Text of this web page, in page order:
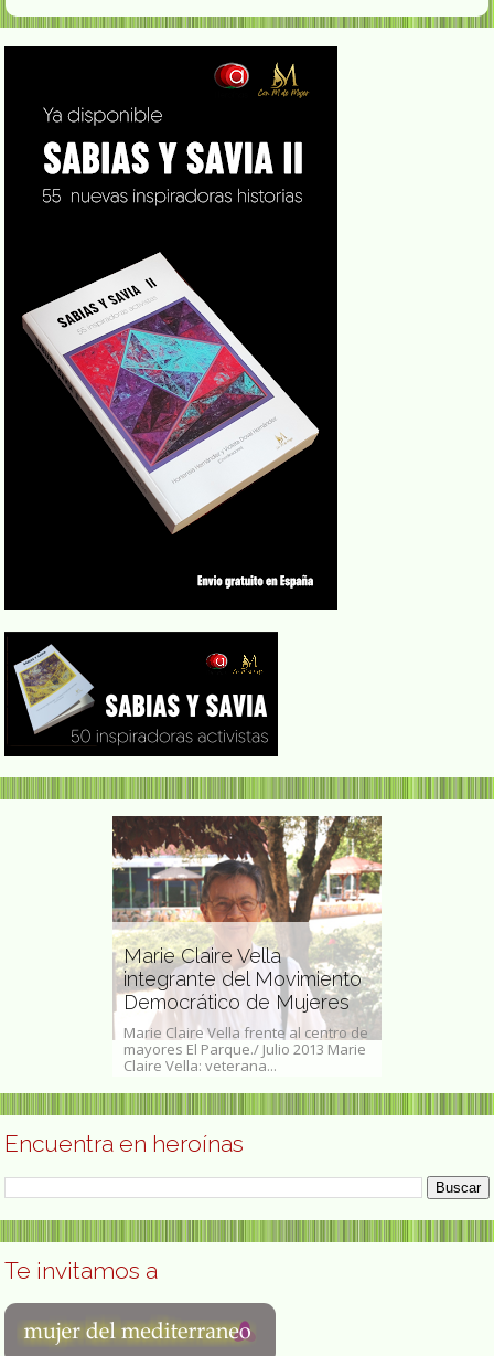
Marie Claire Vella
integrante del Movimiento
Democrático de Mujeres
Marie Claire Vella frente al centro de
mayores El Parque./ Julio 2013 Marie
Claire Vella: veterana...
Encuentra en heroínas
Te invitamos a